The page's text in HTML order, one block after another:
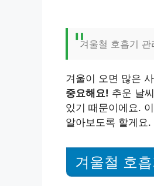
겨울철 호흡기
겨울이 오면 많은
중요해요! 추운 날
있기 때문이에요.
알아보도록 할게요.
겨울철 호